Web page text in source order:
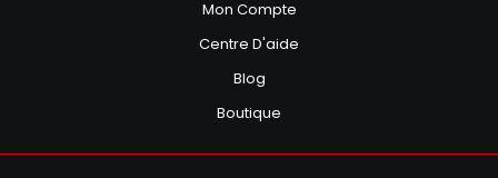
Mon Compte
Centre D'aide
Blog
Boutique